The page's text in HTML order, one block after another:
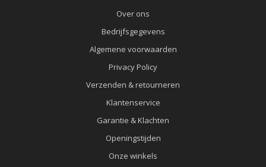
Over ons
Bedrijfsgegevens
Algemene voorwaarden
Privacy Policy
Verzenden & retourneren
Klantenservice
Garantie & Klachten
Openingstijden
Onze winkels